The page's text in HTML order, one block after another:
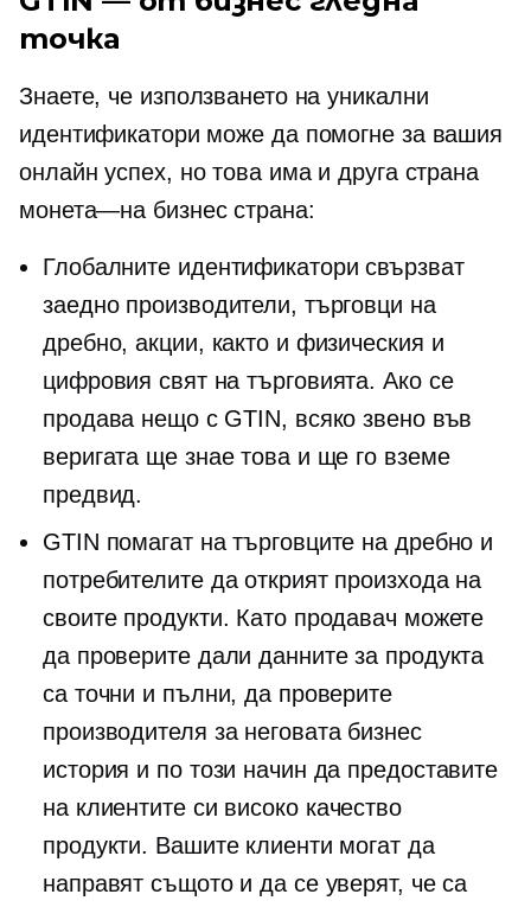
точка
Знаете, че използването на уникални
идентификатори може да помогне за вашия
онлайн успех, но това има и друга страна
монета—на бизнес страна:
Глобалните идентификатори свързват
заедно производители, търговци на
дребно, акции, както и физическия и
цифровия свят на търговията. Ако се
продава нещо с GTIN, всяко звено във
веригата ще знае това и ще го вземе
предвид.
GTIN помагат на търговците на дребно и
потребителите да открият произхода на
своите продукти. Като продавач можете
да проверите дали данните за продукта
са точни и пълни, да проверите
производителя за неговата бизнес
история и по този начин да предоставите
на клиентите си високо качество
продукти. Вашите клиенти могат да
направят същото и да се уверят, че са